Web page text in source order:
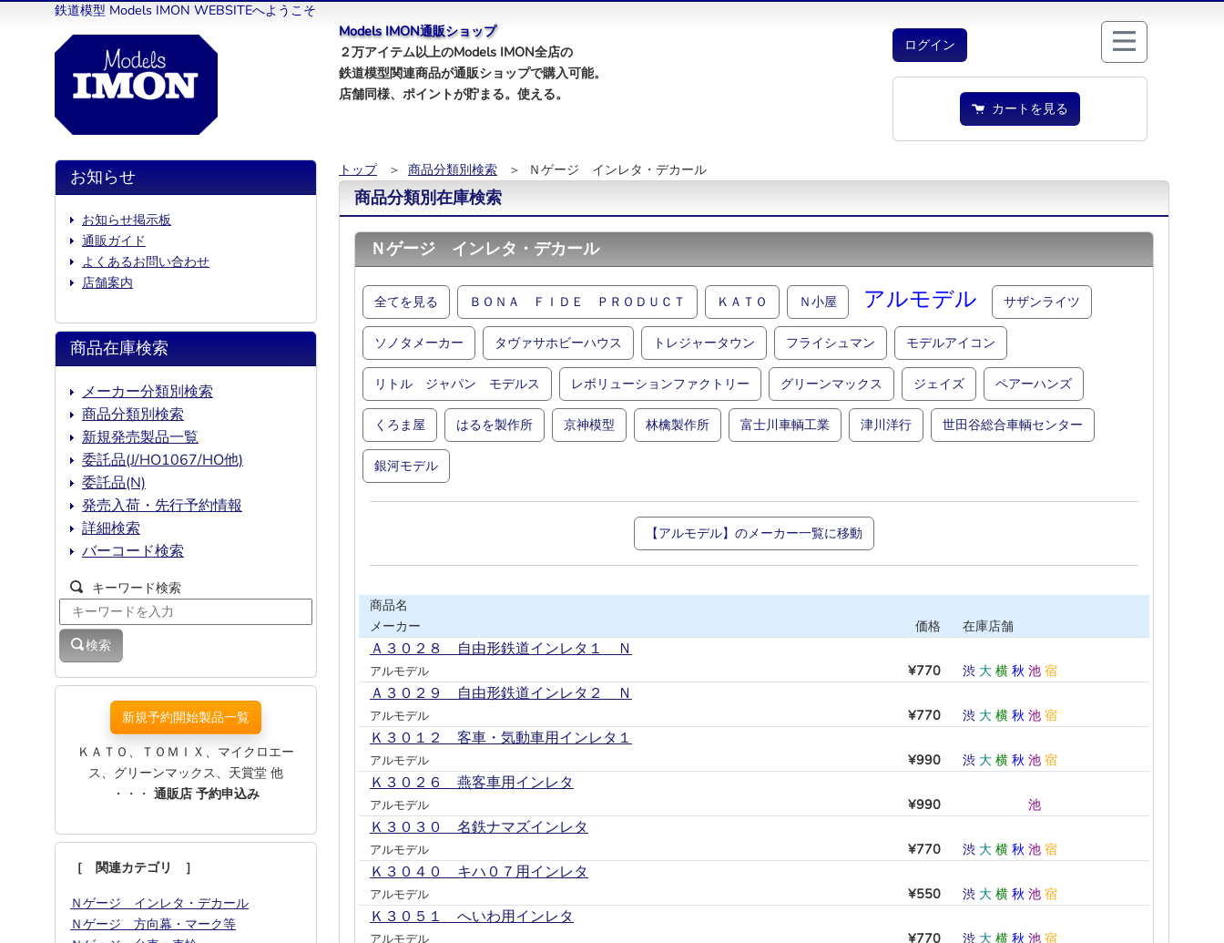
鉄道模型 Models IMON WEBSITEへようこそ
Models IMON通販ショップ
２万アイテム以上のModels IMON全店の
鉄道模型関連商品が通販ショップで購入可能。
店舗同様、ポイントが貯まる。使える。
ログイン
カートを見る
トップ ＞ 商品分類別検索 ＞ Ｎゲージ インレタ・デカール
商品分類別在庫検索
Ｎゲージ インレタ・デカール
全てを見る ＢＯＮＡ ＦＩＤＥ ＰＲＯＤＵＣＴ ＫＡＴＯ Ｎ小屋 アルモデル サザンライツ
ソノタメーカー タヴァサホビーハウス トレジャータウン フライシュマン モデルアイコン
リトル ジャパン モデルス レボリューションファクトリー グリーンマックス ジェイズ ペアーハンズ
くろま屋 はるを製作所 京神模型 林檎製作所 富士川車輌工業 津川洋行 世田谷総合車輌センター
銀河モデル
【アルモデル】のメーカー一覧に移動
商品名
メーカー
価格 在庫店舗
Ａ３０２８ 自由形鉄道インレタ１ Ｎ
アルモデル ¥770 渋 大 横 秋 池 宿
Ａ３０２９ 自由形鉄道インレタ２ Ｎ
アルモデル ¥770 渋 大 横 秋 池 宿
Ｋ３０１２ 客車・気動車用インレタ１
アルモデル ¥990 渋 大 横 秋 池 宿
Ｋ３０２６ 燕客車用インレタ
アルモデル ¥990 池
Ｋ３０３０ 名鉄ナマズインレタ
アルモデル ¥770 渋 大 横 秋 池 宿
Ｋ３０４０ キハ０７用インレタ
アルモデル ¥550 渋 大 横 秋 池 宿
Ｋ３０５１ へいわ用インレタ
アルモデル ¥770 渋 大 横 秋 池 宿
お知らせ
お知らせ掲示板
通販ガイド
よくあるお問い合わせ
店舗案内
商品在庫検索
メーカー分類別検索
商品分類別検索
新規発売製品一覧
委託品(J/HO1067/HO他)
委託品(N)
発売入荷・先行予約情報
詳細検索
バーコード検索
キーワード検索
検索
新規予約開始製品一覧
ＫＡＴＯ、ＴＯＭＩＸ、マイクロエー
ス、グリーンマックス、天賞堂 他
・・・ 通販店 予約申込み
［ 関連カテゴリ ］
Ｎゲージ インレタ・デカール
Ｎゲージ 方向幕・マーク等